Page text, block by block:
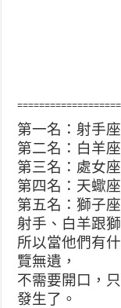
第一名：射手座
第二名：白羊座
第三名：處女座
第四名：天蠍座
第五名：獅子座
射手、白羊跟
所以當他們有
覽無遺，
不需要開口，
發生了。